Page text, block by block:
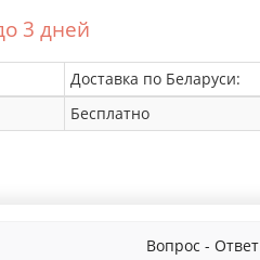
3 дней
Доставка по Беларуси:
Бесплатно
Вопрос - Ответ